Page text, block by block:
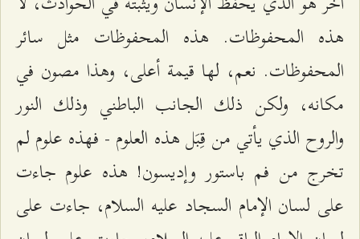
هذه المحفوظات. هذه المحفوظات مثل سائر
المحفوظات. نعم، لها قيمة أعلى، وهذا مصون في
مكانه، ولكن ذلك الجانب الباطني وذلك النور
والروح الذي يأتي من قِبَل هذه العلوم - فهذه علوم لم
تخرج من فم باستور وإديسون! هذه علوم جاءت
على لسان الإمام السجاد عليه السلام، جاءت على